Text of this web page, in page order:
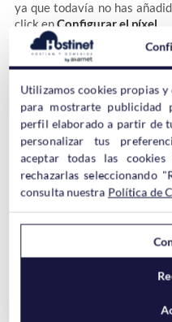
ya que todavía no has
click enConfigurar el píxel
Aquí Facebook te dará 3
que puedas hacerlo tú
tienes un desarrollador
que sea él quien lo inserte.
La primera opción es ideal
Utilizamos cookies propias
para mostrarte publicidad
perfil elaborado a partir de
personalizar tus
aceptar todas las
rechazarlas seleccionando
consulta nuestra Política de